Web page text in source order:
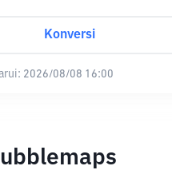
Konversi
2026/08/08 16:00